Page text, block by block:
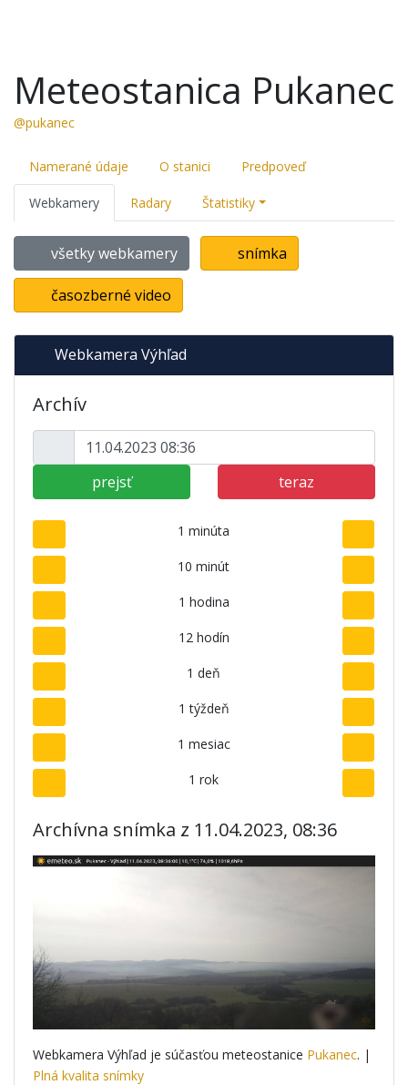
Meteostanica Pukanec
@pukanec
Namerané údaje O stanici Predpoveď
Webkamery Radary Štatistiky
všetky webkamery snímka
časozberné video
Webkamera Výhľad
Archív
prejsť teraz
1 minúta
10 minút
1 hodina
12 hodín
1 deň
1 týždeň
1 mesiac
1 rok
Archívna snímka z 11.04.2023, 08:36
Webkamera Výhľad je súčasťou meteostanice Pukanec. |
Plná kvalita snímky